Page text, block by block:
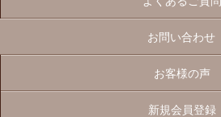
お問い合わせ
お客様の声
新規会員登録